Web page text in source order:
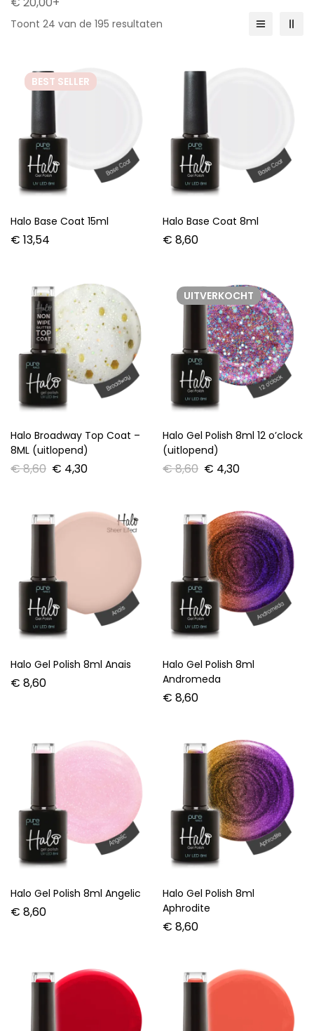
Toont 24 van de 195 resultaten
BEST SELLER
Halo Base Coat 15ml
€ 13,54
Halo Base Coat 8ml
€ 8,60
Halo Broadway Top Coat –
8ML (uitlopend)
€8,60 € 4,30
UITVERKOCHT
Halo Gel Polish 8ml 12 o’clock
(uitlopend)
€8,60 € 4,30
Halo Gel Polish 8ml Anais
€ 8,60
Halo Gel Polish 8ml
Andromeda
€ 8,60
Halo Gel Polish 8ml Angelic
€ 8,60
Halo Gel Polish 8ml
Aphrodite
€ 8,60